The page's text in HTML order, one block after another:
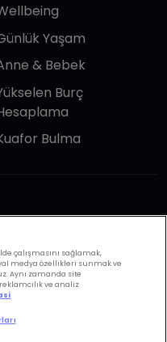
Yaşam
& Bebek
Burç
Bulma
Metni
Şart ve Koşulları
çalışmasını sağlamak,
medya özellikleri sunmak ve
Aynı zamanda site
ve analiz